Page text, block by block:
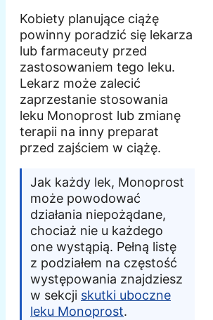
Kobiety planujące ciążę
powinny poradzić się lekarza
lub farmaceuty przed
zastosowaniem tego leku.
Lekarz może zalecić
zaprzestanie stosowania
leku Monoprost lub zmianę
terapii na inny preparat
przed zajściem w ciążę.
Jak każdy lek, Monoprost
może powodować
działania niepożądane,
chociaż nie u każdego
one wystąpią. Pełną listę
z podziałem na częstość
występowania znajdziesz
w sekcji skutki uboczne
leku Monoprost.